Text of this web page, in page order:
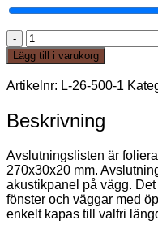
Lägg till i varukorg
Artikelnr: L-26-500-1
Beskrivning
Avslutningslisten är
270x30x20 mm.
akustikpanel på vägg.
fönster och väggar med
enkelt kapas till valfri